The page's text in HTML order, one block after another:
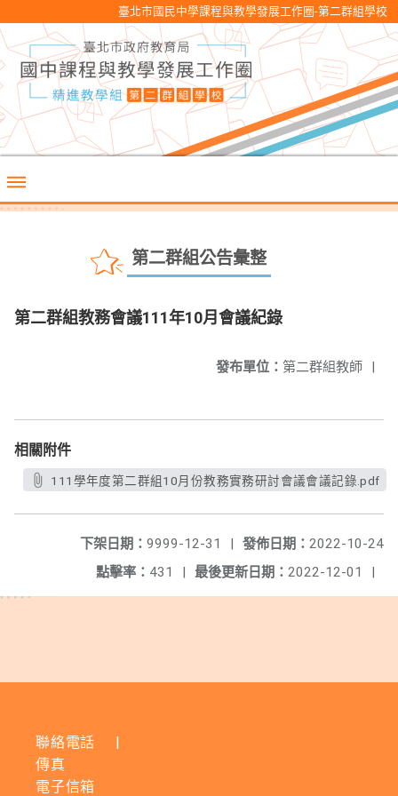
臺北市國民中學課程與教學發展工作圈-第二群組學校
第二群組公告彙整
第二群組教務會議111年10月會議紀錄
發布單位： 第二群組教師 |
相關附件
111學年度第二群組10月份教務實務研討會議會議記錄.pdf
發佈日期： 2022-10-24
下架日期： 9999-12-31
|
最後更新日期： 2022-12-01 |
點擊率： 431 |
聯絡電話
|
傳真
電子信箱